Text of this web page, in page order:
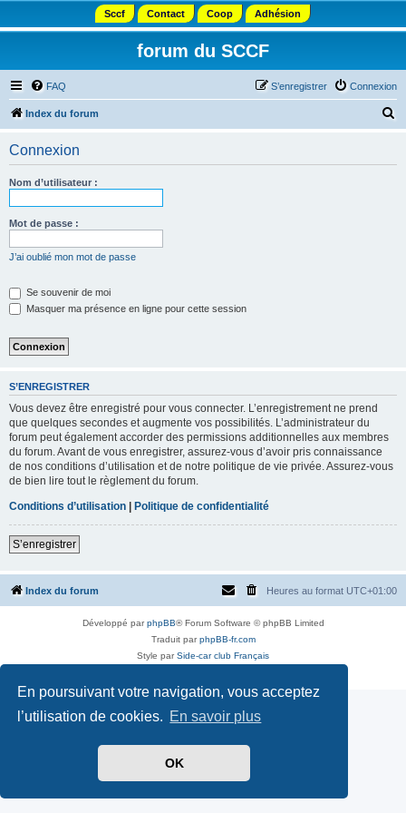
En poursuivant votre navigation, vous acceptez
l’utilisation de cookies. En savoir plus
OK
Sccf Contact Coop Adhésion
forum du SCCF
FAQ Connexion
S’enregistrer
Index du forum
Connexion
Nom d’utilisateur :
Mot de passe :
J’ai oublié mon mot de passe
Se souvenir de moi
Masquer ma présence en ligne pour cette session
S’ENREGISTRER
Vous devez être enregistré pour vous connecter. L’enregistrement ne prend
que quelques secondes et augmente vos possibilités. L’administrateur du
forum peut également accorder des permissions additionnelles aux membres
du forum. Avant de vous enregistrer, assurez-vous d’avoir pris connaissance
de nos conditions d’utilisation et de notre politique de vie privée. Assurez-vous
de bien lire tout le règlement du forum.
Conditions d’utilisation | Politique de confidentialité
S’enregistrer
Index du forum Heures au format UTC+01:00
Développé parphpBB® Forum Software © phpBB Limited
Traduit parphpBB-fr.com
Style parSide-car club Français